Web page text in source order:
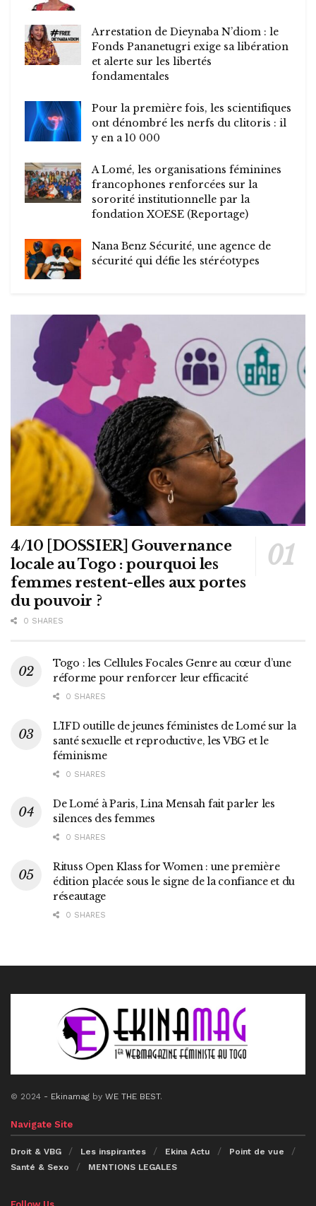
Arrestation de Dieynaba N’diom : le
Fonds Pananetugri exige sa libération
et alerte sur les libertés
fondamentales
Pour la première fois, les scientifiques
ont dénombré les nerfs du clitoris : il
y en a 10 000
A Lomé, les organisations féminines
francophones renforcées sur la
sororité institutionnelle par la
fondation XOESE (Reportage)
Nana Benz Sécurité, une agence de
sécurité qui défie les stéréotypes
4/10 [DOSSIER] Gouvernance
locale au Togo : pourquoi les
femmes restent-elles aux portes
du pouvoir ?
0 SHARES
Togo : les Cellules Focales Genre au cœur d’une
réforme pour renforcer leur efficacité
0 SHARES
L’IFD outille de jeunes féministes de Lomé sur la
santé sexuelle et reproductive, les VBG et le
féminisme
0 SHARES
De Lomé à Paris, Lina Mensah fait parler les
silences des femmes
0 SHARES
Rituss Open Klass for Women : une première
édition placée sous le signe de la confiance et du
réseautage
0 SHARES
© 2024 - Ekinamag by WE THE BEST.
Navigate Site
Droit & VBG Les inspirantes Ekina Actu
Point de vue
Santé & Sexo
MENTIONS LEGALES